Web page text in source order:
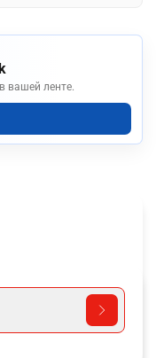
вашей ленте.